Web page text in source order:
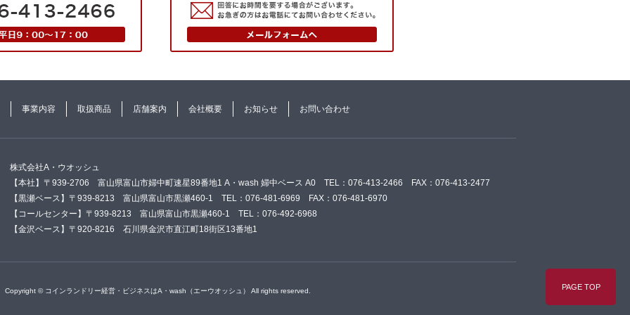
事業内容 取扱商品 店舗案内 会社概要 お知らせ お問い合わせ
株式会社A・ウオッシュ
【本社】〒939-2706 富山県富山市婦中町速星89番地1 A・wash 婦中ベース A0 TEL：076-413-2466 FAX：076-413-2477
【黒瀬ベース】〒939-8213 富山県富山市黒瀬460-1 TEL：076-481-6969 FAX：076-481-6970
【コールセンター】〒939-8213 富山県富山市黒瀬460-1 TEL：076-492-6968
【金沢ベース】〒920-8216 石川県金沢市直江町18街区13番地1
Copyright © コインランドリー経営・ビジネスはA・wash（エーウオッシュ） All rights reserved. PAGE TOP